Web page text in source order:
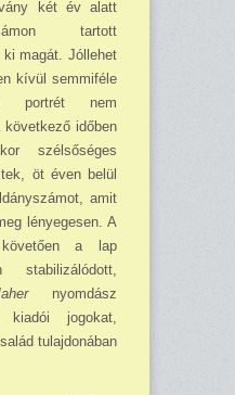
két év alatt
tartott
magát. Jóllehet
kívül semmiféle
portrét nem
időben
szélsőséges
öt éven belül
amit
lényegesen. A
a lap
stabil­i­zálódott,
nyomdász
jogokat,
tulajdonában